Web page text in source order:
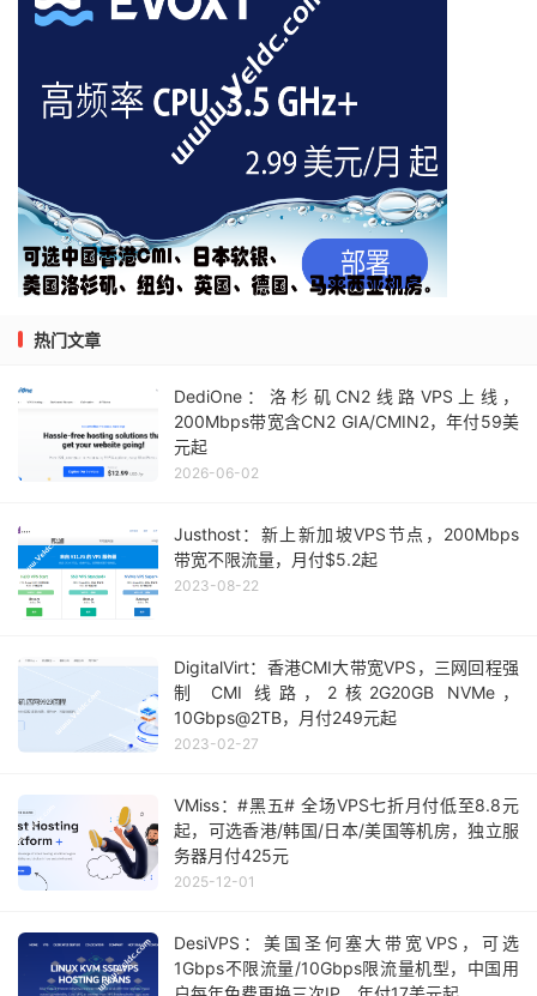
热门文章
DediOne：洛杉矶CN2线路VPS上线，
200Mbps带宽含CN2 GIA/CMIN2，年付59美
元起
2026-06-02
Justhost：新上新加坡VPS节点，200Mbps
带宽不限流量，月付$5.2起
2023-08-22
DigitalVirt：香港CMI大带宽VPS，三网回程强
制 CMI 线路，2核2G20GB NVMe，
10Gbps@2TB，月付249元起
2023-02-27
VMiss：#黑五# 全场VPS七折月付低至8.8元
起，可选香港/韩国/日本/美国等机房，独立服
务器月付425元
2025-12-01
DesiVPS：美国圣何塞大带宽VPS，可选
1Gbps不限流量/10Gbps限流量机型，中国用